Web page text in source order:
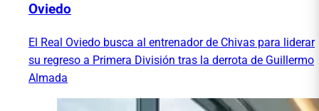
Oviedo
El Real Oviedo busca al entrenador de Chivas para liderar
su regreso a Primera División tras la derrota de Guillermo
Almada